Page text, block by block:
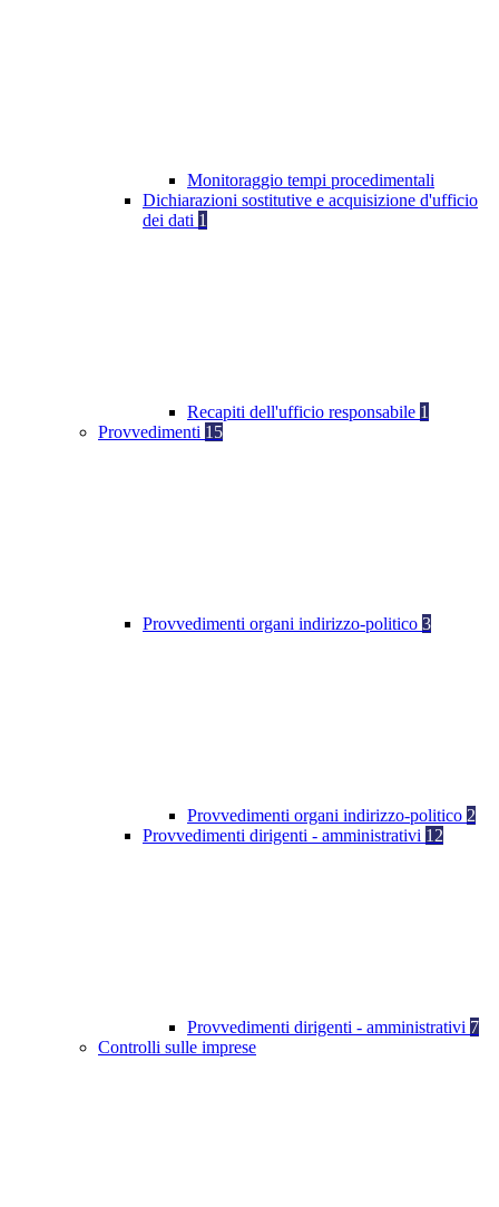
Monitoraggio tempi procedimentali
Dichiarazioni sostitutive e acquisizione d'ufficio
dei dati 1
Recapiti dell'ufficio responsabile 1
Provvedimenti 15
Provvedimenti organi indirizzo-politico 3
Provvedimenti organi indirizzo-politico 2
Provvedimenti dirigenti - amministrativi 12
Provvedimenti dirigenti - amministrativi 7
Controlli sulle imprese